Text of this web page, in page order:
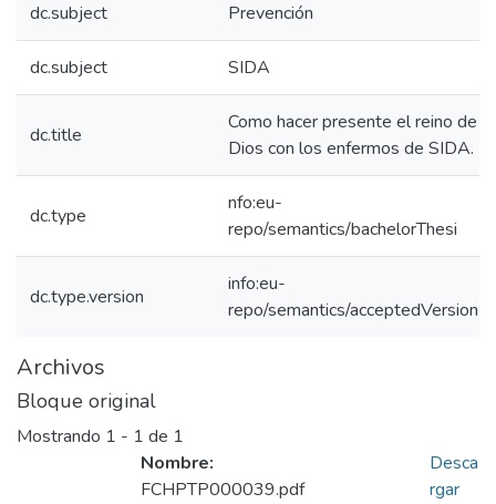
dc.subject Prevención
dc.subject SIDA
dc.title
Como hacer presente el reino de
Dios con los enfermos de SIDA.
dc.type
nfo:eu-
repo/semantics/bachelorThesi
dc.type.version
info:eu-
repo/semantics/acceptedVersion
Archivos
Bloque original
Mostrando 1 - 1 de 1
Nombre:
FCHPTP000039.pdf
Desca
rgar